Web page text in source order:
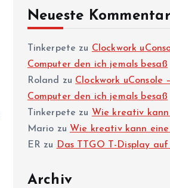
Neueste
Tinkerpete zu Clockwork
Computer den ich jemals besaß
Roland
zu Clockwork uConsole
Computer den ich jemals besaß
Tinkerpete zu Wie kreativ kann
Mario zu Wie kreativ kann eine
ER zu Das TTGO T-Display
Archiv